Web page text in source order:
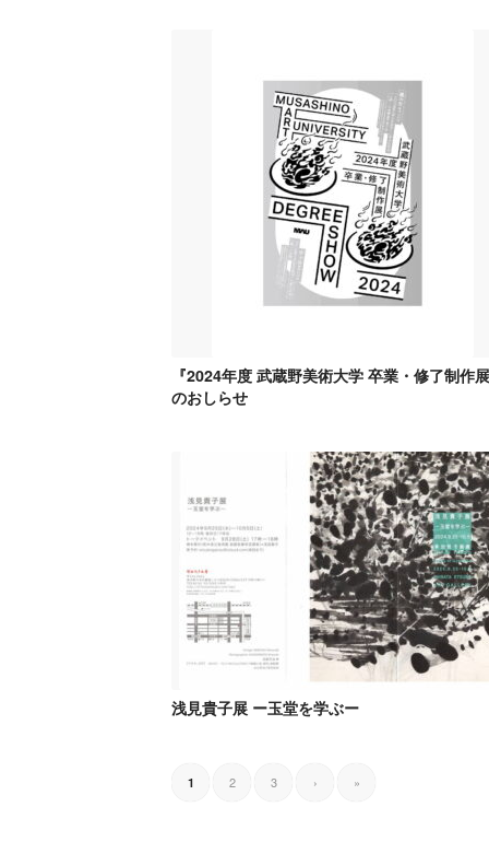
『2024年度 武蔵野美術大学 卒業・修了制作
のおしらせ
浅見貴子展 ー玉堂を学ぶー
1 2 3 › »